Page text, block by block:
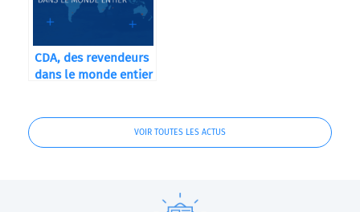
CDA, des revendeurs
dans le monde entier
VOIR TOUTES LES ACTUS